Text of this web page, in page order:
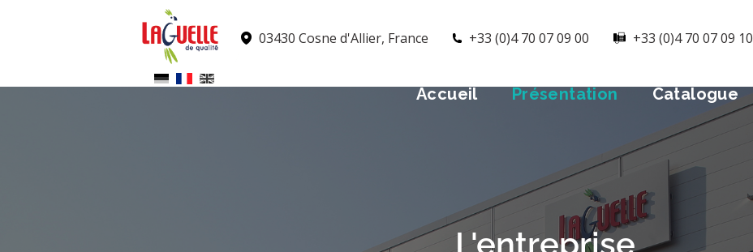
03430 Cosne d'Allier, France +33 (0)4 70 07 09 00 +33 (0)4 70 07 09 10
Accueil Présentation Catalogue
L'entreprise
Panneau de gestion des cookies